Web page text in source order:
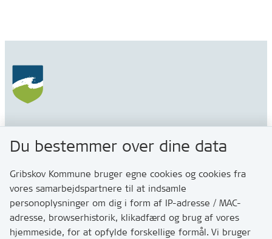
3200 Helsinge
Kontakt
Skriv til os via Digital Post
Du bestemmer over dine data
Gribskov Kommune bruger egne cookies og cookies fra
vores samarbejdspartnere til at indsamle
personoplysninger om dig i form af IP-adresse / MAC-
adresse, browserhistorik, klikadfærd og brug af vores
hjemmeside, for at opfylde forskellige formål. Vi bruger